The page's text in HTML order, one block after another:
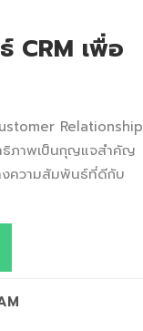
CRM เพื่อ
Relationship
ภาพเป็นกุญแจสำคัญ
งความสัมพันธ์ที่ดีกับ